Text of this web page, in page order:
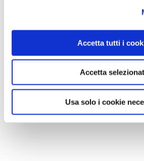
Accetta tutti i
Accetta
Usa solo i cookie